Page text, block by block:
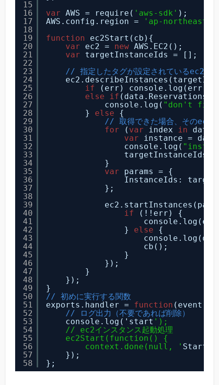
15
16
17
18
19
20
21
22
23
24
25
26
27
28
29
30
31
32
33
34
35
36
37
38
39
40
41
42
43
44
45
46
47
48
49
50
51
52
53
54
55
56
57
58
var AWS = require( 'aws-sdk' );
AWS.config.region =
'ap-northeast-
function
ec2Start(cb){
var
ec2 = new AWS.EC2();
var
targetInstanceIds = [];
// 指定したタグが設定されているec2イ
if
(err) console.log(err,
else
if
console.log( "don't find
} else
{
// 取得できた場合、そのec2
for
( var index in
var
instance =
console.log(
}
var
params = {
InstanceIds:
};
if
(!!err) {
} else
{
cb();
}
});
}
});
}
// 初めに実行する関数
exports.handler = function (event,
// ログ出力（不要であれば削除）
console.log('start ');
// ec2インスタンス起動処理
ec2Start(function() {
context.done(null, '
});
};